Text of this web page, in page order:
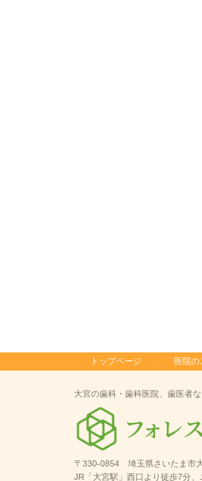
トップページ 医院の
大宮の歯科・歯科医院、歯医者な
〒330-0854 埼玉県さいたま市
JR「大宮駅」西口より徒歩7分